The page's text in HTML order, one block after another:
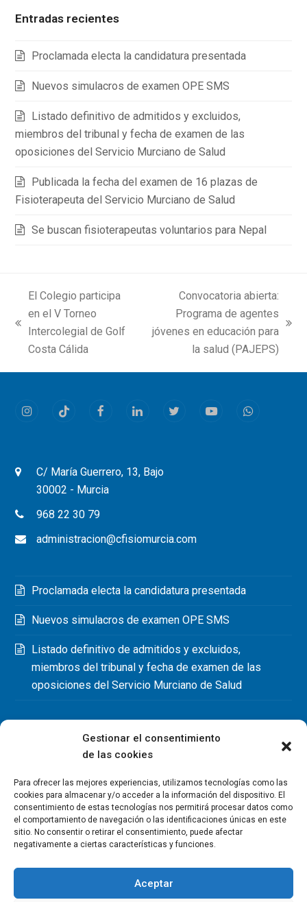
Gestionar el consentimiento
de las cookies
Para ofrecer las mejores experiencias, utilizamos tecnologías como las
cookies para almacenar y/o acceder a la información del dispositivo. El
consentimiento de estas tecnologías nos permitirá procesar datos como
el comportamiento de navegación o las identificaciones únicas en este
sitio. No consentir o retirar el consentimiento, puede afectar
negativamente a ciertas características y funciones.
Aceptar
Entradas recientes
Proclamada electa la candidatura presentada
Nuevos simulacros de examen OPE SMS
Listado definitivo de admitidos y excluidos,
miembros del tribunal y fecha de examen de las
oposiciones del Servicio Murciano de Salud
Publicada la fecha del examen de 16 plazas de
Fisioterapeuta del Servicio Murciano de Salud
Se buscan fisioterapeutas voluntarios para Nepal
previous
post:
El Colegio participa
en el V Torneo
Intercolegial de Golf
Costa Cálida
next
Convocatoria abierta:
Programa de agentes
jóvenes en educación para
la salud (PAJEPS)
InstagramTiktok FacebookLinkedInTwitterYoutubeWhatsapp
C/ María Guerrero, 13, Bajo
30002 - Murcia
968 22 30 79
administracion@cfisiomurcia.com
Proclamada electa la candidatura presentada
Nuevos simulacros de examen OPE SMS
Listado definitivo de admitidos y excluidos,
miembros del tribunal y fecha de examen de las
oposiciones del Servicio Murciano de Salud